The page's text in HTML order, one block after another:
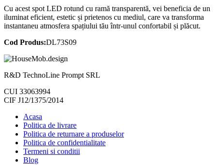
Cu acest spot LED rotund cu ramă transparentă, vei beneficia de un
iluminat eficient, estetic și prietenos cu mediul, care va transforma
instantaneu atmosfera spațiului tău într-unul confortabil și plăcut.
Cod Produs:DL73S09
R&D TechnoLine Prompt SRL
CUI 33063994
CIF J12/1375/2014
Acasa
Politica de livrare
Politica de returnare a produselor
Politica de confidentialitate
Termeni si conditii
Blog